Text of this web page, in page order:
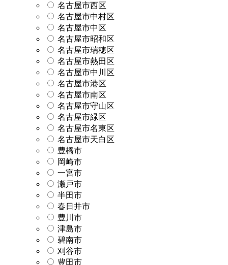
名古屋市西区
名古屋市中村区
名古屋市中区
名古屋市昭和区
名古屋市瑞穂区
名古屋市熱田区
名古屋市中川区
名古屋市港区
名古屋市南区
名古屋市守山区
名古屋市緑区
名古屋市名東区
名古屋市天白区
豊橋市
岡崎市
一宮市
瀬戸市
半田市
春日井市
豊川市
津島市
碧南市
刈谷市
豊田市